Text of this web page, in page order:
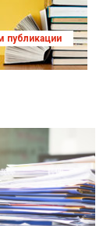
публикации